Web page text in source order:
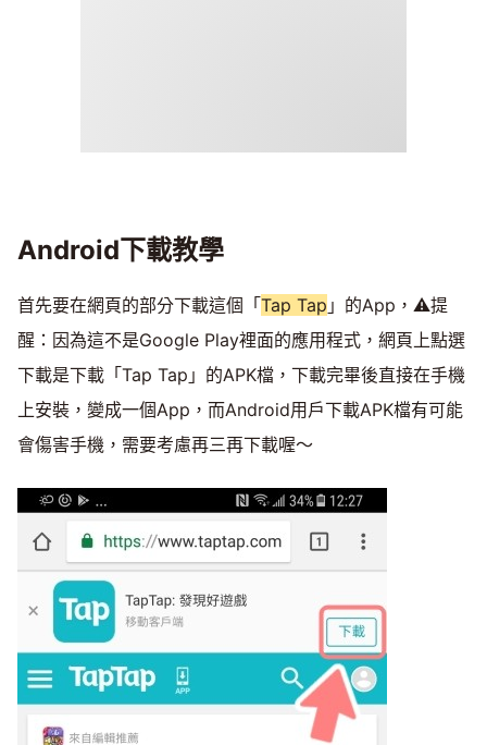
Android下載教學
首先要在網頁的部分下載這個「Tap Tap 」的App，⚠️提
醒：因為這不是Google Play裡面的應用程式，網頁上點選
下載是下載「Tap Tap」的APK檔，下載完畢後直接在手機
上安裝，變成一個App，而Android用戶下載APK檔有可能
會傷害手機，需要考慮再三再下載喔～